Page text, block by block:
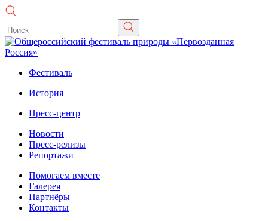
Фестиваль
История
Пресс-центр
Новости
Пресс-релизы
Репортажи
Помогаем вместе
Галерея
Партнёры
Контакты